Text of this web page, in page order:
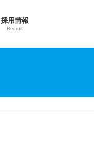
採用情報
Recruit